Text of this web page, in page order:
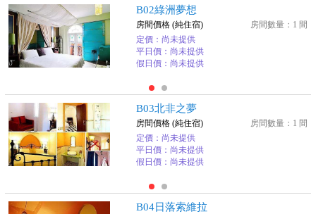
B02綠洲夢想
房間數量：1 間
房間價格 (純住宿)
定價：尚未提供
平日價：尚未提供
假日價：尚未提供
B03北非之夢
房間數量：1 間
房間價格 (純住宿)
定價：尚未提供
平日價：尚未提供
假日價：尚未提供
B04日落索維拉